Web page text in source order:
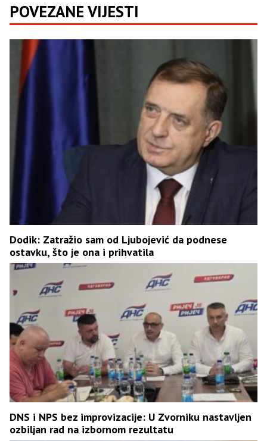
POVEZANE VIJESTI
Dodik: Zatražio sam od Ljubojević da podnese
ostavku, što je ona i prihvatila
DNS i NPS bez improvizacije: U Zvorniku nastavljen
ozbiljan rad na izbornom rezultatu